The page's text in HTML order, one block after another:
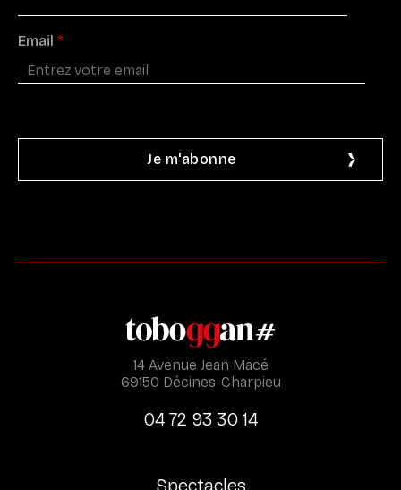
Email *
14 Avenue Jean Macé
69150 Décines-Charpieu
04 72 93 30 14
Spectacles